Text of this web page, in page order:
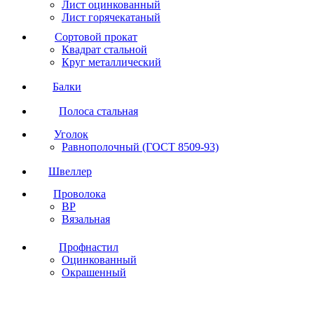
Лист оцинкованный
Лист горячекатаный
Сортовой прокат
Квадрат стальной
Круг металлический
Балки
Полоса стальная
Уголок
Равнополочный (ГОСТ 8509-93)
Швеллер
Проволока
ВР
Вязальная
Профнастил
Оцинкованный
Окрашенный